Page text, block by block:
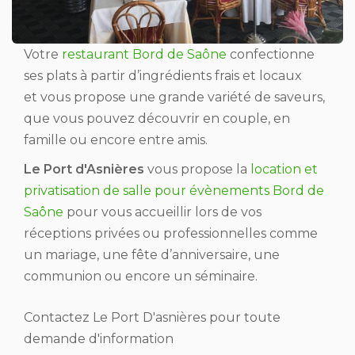
Votre restaurant Bord de Saône confectionne
ses plats à partir d’ingrédients frais et locaux
et vous propose une grande variété de saveurs,
que vous pouvez découvrir en couple, en
famille ou encore entre amis.
Le Port d'Asnières vous propose la location et
privatisation de salle pour évènements Bord de
Saône pour vous accueillir lors de vos
réceptions privées ou professionnelles comme
un mariage, une fête d’anniversaire, une
communion ou encore un séminaire.
Contactez Le Port D'asnières pour toute
demande d'information